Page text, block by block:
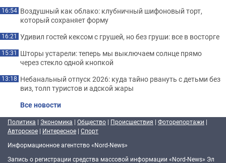
16:54 Воздушный как облако: клубничный шифоновый торт,
который сохраняет форму
16:21 Удивил гостей кексом с грушей, но без груши: все в восторге
15:31 Шторы устарели: теперь мы выключаем солнце прямо
через стекло одной кнопкой
13:18 Небанальный отпуск 2026: куда тайно рвануть с детьми без
виз, толп туристов и адской жары
Все новости
Политика | Экономика | Общество | Происшествия | Фоторепортажи |
Авторское | Интересное | Спорт
Информационное агентство «Nord-News»
Запись о регистрации средства массовой информации «Nord-News» Эл